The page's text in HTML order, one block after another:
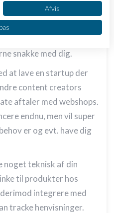
snakke med dig.
at lave en startup der
content creators
aftaler med webshops.
endnu, men vil super
er og evt. have dig
noget teknisk af din
til produkter hos
integrere med
tracke henvisninger.
på en
til at vælge
indhold
Afvis